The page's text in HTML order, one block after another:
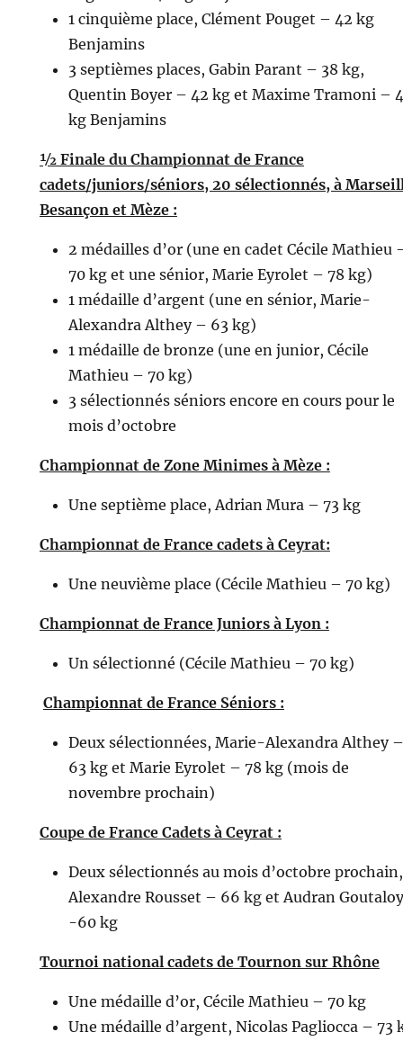
1 cinquième place, Clément Pouget – 42 kg
Benjamins
3 septièmes places, Gabin Parant – 38 kg,
Quentin Boyer – 42 kg et Maxime Tramoni –
kg Benjamins
½ Finale du Championnat de France
cadets/juniors/séniors, 20 sélectionnés, à
Besançon et Mèze :
2 médailles d’or (une en cadet Cécile Mathieu
70 kg et une sénior, Marie Eyrolet – 78 kg)
1 médaille d’argent (une en sénior, Marie-
Alexandra Althey – 63 kg)
1 médaille de bronze (une en junior, Cécile
Mathieu – 70 kg)
3 sélectionnés séniors encore en cours pour le
mois d’octobre
Championnat de Zone Minimes à Mèze :
Une septième place, Adrian Mura – 73 kg
Championnat de France cadets à Ceyrat:
Une neuvième place (Cécile Mathieu – 70 kg)
Championnat de France Juniors à Lyon :
Un sélectionné (Cécile Mathieu – 70 kg)
Championnat de France Séniors :
Deux sélectionnées, Marie-Alexandra Althey –
63 kg et Marie Eyrolet – 78 kg (mois de
novembre prochain)
Coupe de France Cadets à Ceyrat :
Deux sélectionnés au mois d’octobre prochain,
Alexandre Rousset – 66 kg et Audran Goutaloy
-60 kg
Tournoi national cadets de Tournon sur Rhône
Une médaille d’or, Cécile Mathieu – 70 kg
Une médaille d’argent, Nicolas Pagliocca – 73